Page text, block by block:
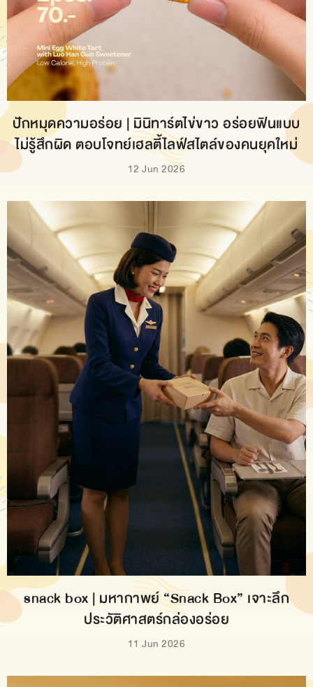
ปักหมุดความอร่อย | มินิทาร์ตไข่ขาว อร่อยฟินแบบ
ไม่รู้สึกผิด ตอบโจทย์เฮลตี้ไลฟ์สไตล์ของคนยุคใหม่
12 Jun 2026
snack box | มหากาพย์ “Snack Box” เจาะลึก
ประวัติศาสตร์กล่องอร่อย
11 Jun 2026